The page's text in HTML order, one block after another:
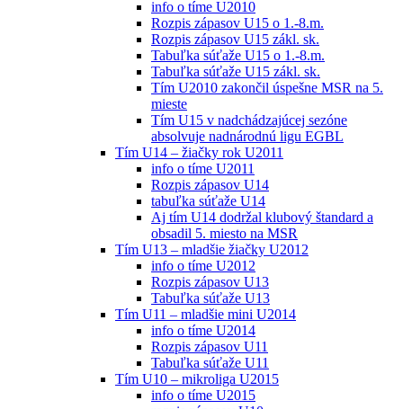
info o tíme U2010
Rozpis zápasov U15 o 1.-8.m.
Rozpis zápasov U15 zákl. sk.
Tabuľka súťaže U15 o 1.-8.m.
Tabuľka súťaže U15 zákl. sk.
Tím U2010 zakončil úspešne MSR na 5.
mieste
Tím U15 v nadchádzajúcej sezóne
absolvuje nadnárodnú ligu EGBL
Tím U14 – žiačky rok U2011
info o tíme U2011
Rozpis zápasov U14
tabuľka súťaže U14
Aj tím U14 dodržal klubový štandard a
obsadil 5. miesto na MSR
Tím U13 – mladšie žiačky U2012
info o tíme U2012
Rozpis zápasov U13
Tabuľka súťaže U13
Tím U11 – mladšie mini U2014
info o tíme U2014
Rozpis zápasov U11
Tabuľka súťaže U11
Tím U10 – mikroliga U2015
info o tíme U2015